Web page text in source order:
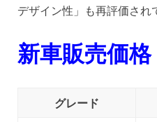
デザイン性」も再評価され
新車販売価格
グレード